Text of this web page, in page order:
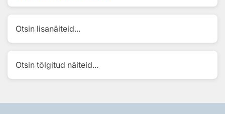
Otsin lisanäiteid...
Otsin tõlgitud näiteid...